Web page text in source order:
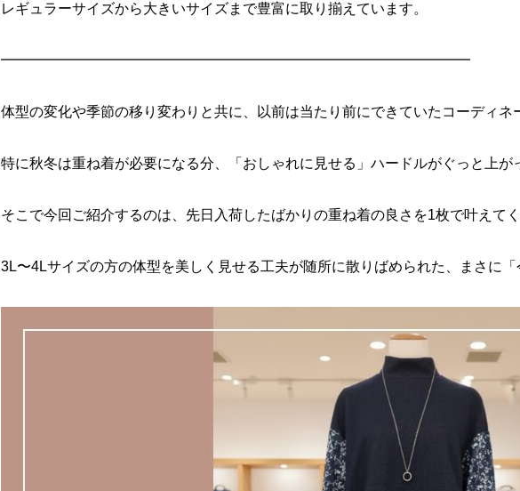
レギュラーサイズから大きいサイズまで豊富に取り揃えています。
━━━━━━━━━━━━━━━━━━━━━━━━━━━━━━━━━
体型の変化や季節の移り変わりと共に、以前は当たり前にできていたコーディネ
特に秋冬は重ね着が必要になる分、「おしゃれに見せる」ハードルがぐっと上が
そこで今回ご紹介するのは、先日入荷したばかりの重ね着の良さを1枚で叶えて
3L〜4Lサイズの方の体型を美しく見せる工夫が随所に散りばめられた、まさに「